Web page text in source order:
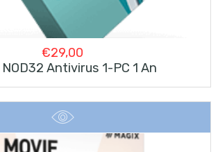
€29,00
NOD32 Antivirus 1-PC 1 An